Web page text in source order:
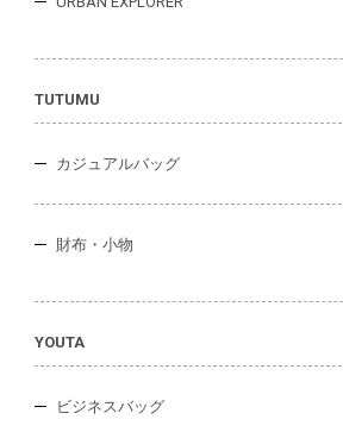
TUTUMU
カジュアルバッグ
財布・小物
YOUTA
ビジネスバッグ